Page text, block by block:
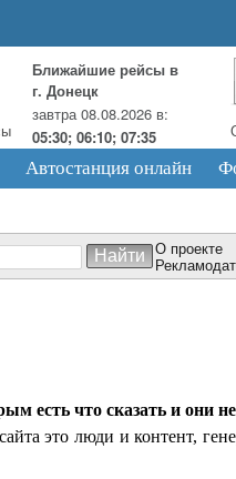
Ближайшие рейсы в
г. Донецк
завтра 08.08.2026 в:
05:30; 06:10; 07:35
Автостанция онлайн
О проекте
есть что сказать и они не
это люди и контент,